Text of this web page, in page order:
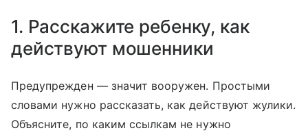
1. Расскажите ребенку, как
действуют мошенники
Предупрежден — значит вооружен. Простыми
словами нужно рассказать, как действуют жулики.
Объясните, по каким ссылкам не нужно